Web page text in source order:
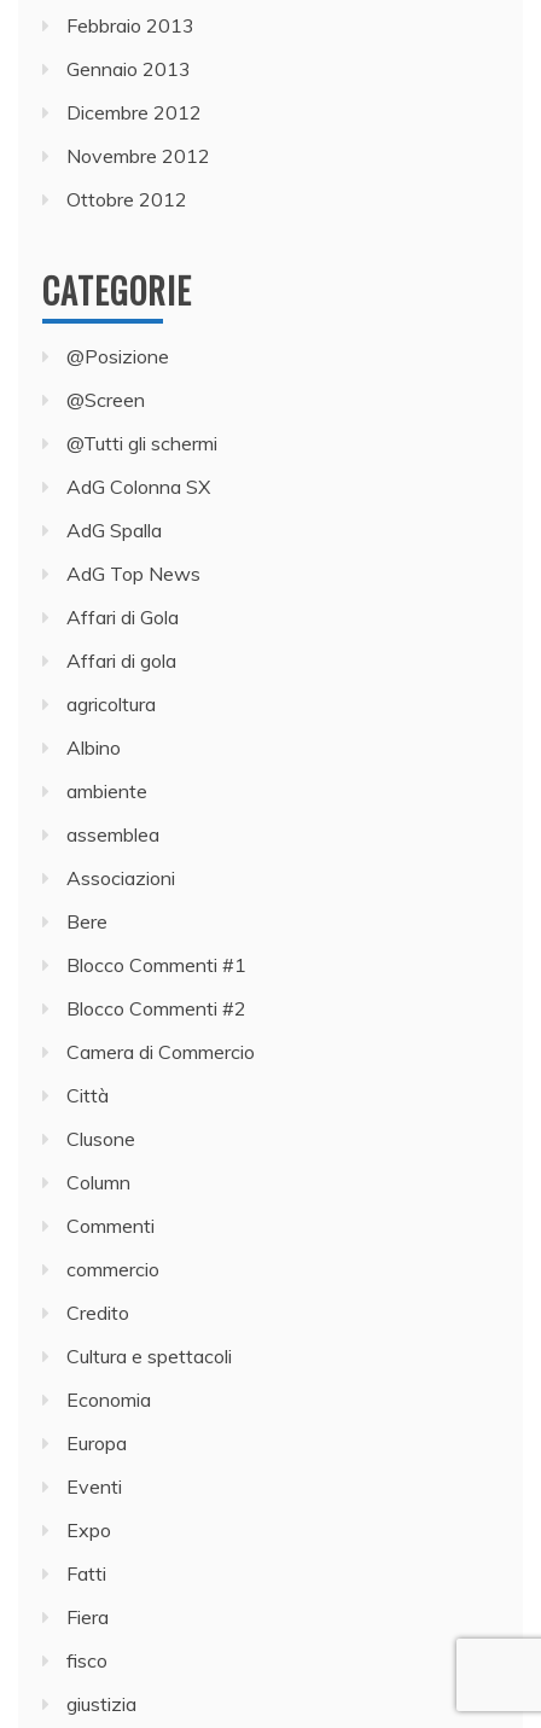
Febbraio 2013
Gennaio 2013
Dicembre 2012
Novembre 2012
Ottobre 2012
CATEGORIE
@Posizione
@Screen
@Tutti gli schermi
AdG Colonna SX
AdG Spalla
AdG Top News
Affari di Gola
Affari di gola
agricoltura
Albino
ambiente
assemblea
Associazioni
Bere
Blocco Commenti #1
Blocco Commenti #2
Camera di Commercio
Città
Clusone
Column
Commenti
commercio
Credito
Cultura e spettacoli
Economia
Europa
Eventi
Expo
Fatti
Fiera
fisco
giustizia